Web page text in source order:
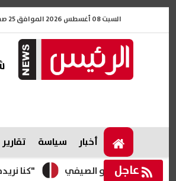
السبت 08 أغسطس 2026 الموافق 25 صفر 1448
أخبار سياسة تقارير
عاجل "كنا نريده في